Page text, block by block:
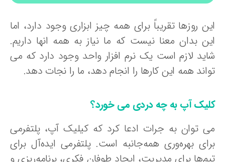
روزها تقریباً برای همه چیز ابزاری وجود دارد، اما
بدان معنا نیست که ما نیاز به همه انها داریم.
لازم است یک نرم افزار واحد وجود دارد که می
همه این کارها را انجام دهد، ما را نجات دهد.
آپ به چه دردی می خورد؟
توان به جرات ادعا کرد که کیلیک آپ، پلتفرمی
بهره‌وری همه‌جانبه است. پلتفرمی ایده‌آل برای
برای مدیریت، ایجاد طوفان فکری، برنامه‌ریزی و